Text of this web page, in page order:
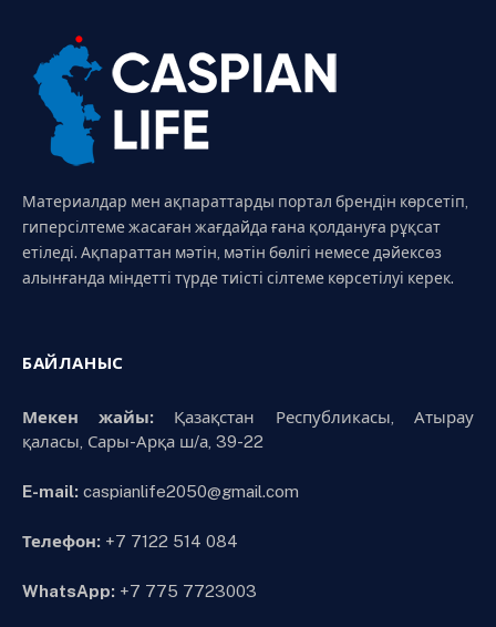
Материалдар мен ақпараттарды портал брендін көрсетіп,
гиперсілтеме жасаған жағдайда ғана қолдануға рұқсат
етіледі. Ақпараттан мәтін, мәтін бөлігі немесе дәйексөз
алынғанда міндетті түрде тиісті сілтеме көрсетілуі керек.
БАЙЛАНЫС
Мекен жайы:Қазақстан Республикасы, Атырау
қаласы, Сары-Арқа ш/а, 39-22
E-mail: caspianlife2050@gmail.com
Телефон: +7 7122 514 084
WhatsApp: +7 775 7723003